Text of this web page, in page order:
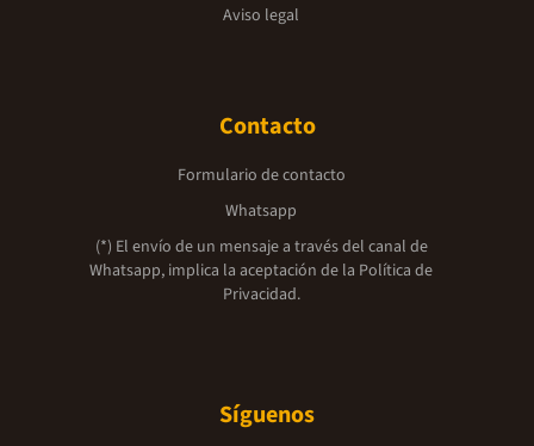
Aviso legal
Contacto
Formulario de contacto
Whatsapp
(*) El envío de un mensaje a través del canal de
Whatsapp, implica la aceptación de la Política de
Privacidad.
Síguenos